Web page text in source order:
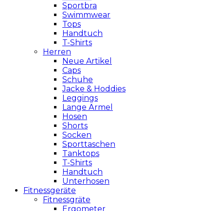
Sportbra
Swimmwear
Tops
Handtuch
T-Shirts
Herren
Neue Artikel
Caps
Schuhe
Jacke & Hoddies
Leggings
Lange Ärmel
Hosen
Shorts
Socken
Sporttaschen
Tanktops
T-Shirts
Handtuch
Unterhosen
Fitnessgeräte
Fitnessgräte
Ergometer